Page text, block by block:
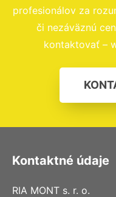
profesionálov za
či nezáväznú
kontaktovať –
Kontaktné údaje
RIA MONT s. r. o.